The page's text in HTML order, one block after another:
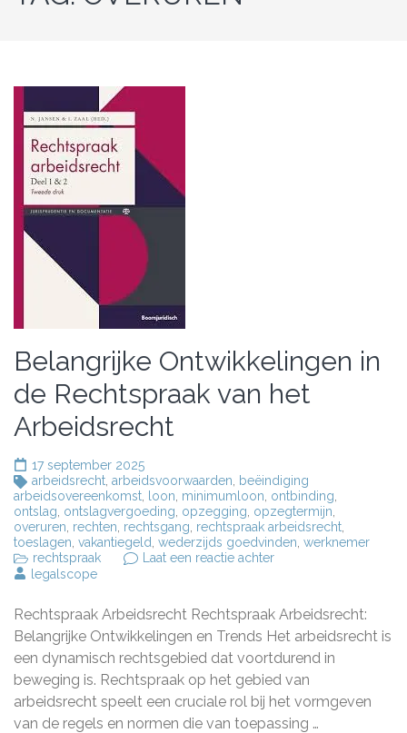
Belangrijke Ontwikkelingen in
de Rechtspraak van het
Arbeidsrecht
17 september 2025
arbeidsrecht arbeidsvoorwaarden
beëindiging
arbeidsovereenkomst
loon minimumloon ontbinding
ontslag ontslagvergoeding opzegging opzegtermijn
overuren rechten rechtsgang rechtspraak arbeidsrecht
toeslagen vakantiegeld wederzijds goedvinden werknemer
rechtspraak
Laat een reactie achterop
de
Rechtspraak
van
het
Arbeidsrecht
legalscope
Rechtspraak Arbeidsrecht Rechtspraak Arbeidsrecht:
Belangrijke Ontwikkelingen en Trends Het arbeidsrecht is
een dynamisch rechtsgebied dat voortdurend in
beweging is. Rechtspraak op het gebied van
arbeidsrecht speelt een cruciale rol bij het vormgeven
van de regels en normen die van toepassing …